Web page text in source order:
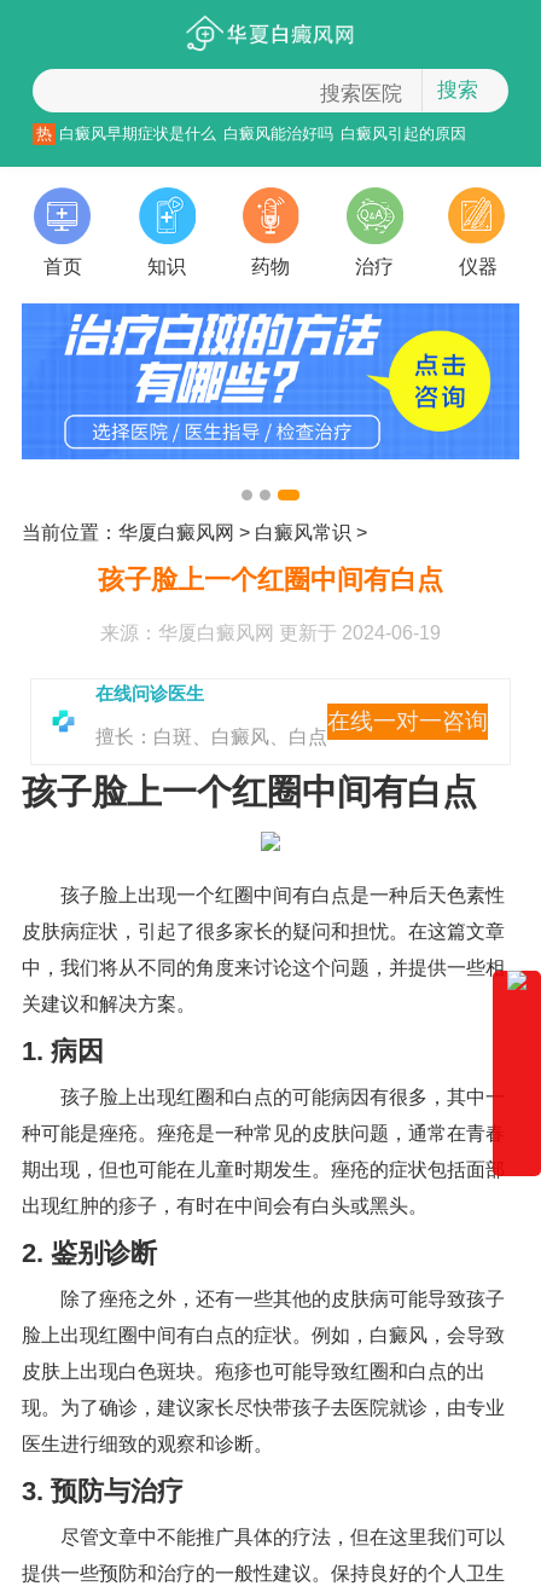
搜索
热 白癜风早期症状是什么 白癜风能治好吗 白癜风引起的原因
首页 知识 药物 治疗 仪器
当前位置： 华厦白癜风网 > 白癜风常识 >
孩子脸上一个红圈中间有白点
来源： 华厦白癜风网 更新于 2024-06-19
在线问诊医生
擅长：白斑、白癜风、白点
在线一对一咨询
孩子脸上一个红圈中间有白点
孩子脸上出现一个红圈中间有白点是一种后天色素性
皮肤病症状，引起了很多家长的疑问和担忧。在这篇文章
中，我们将从不同的角度来讨论这个问题，并提供一些相
关建议和解决方案。
1. 病因
孩子脸上出现红圈和白点的可能病因有很多，其中一
种可能是痤疮。痤疮是一种常见的皮肤问题，通常在青春
期出现，但也可能在儿童时期发生。痤疮的症状包括面部
出现红肿的疹子，有时在中间会有白头或黑头。
2. 鉴别诊断
除了痤疮之外，还有一些其他的皮肤病可能导致孩子
脸上出现红圈中间有白点的症状。例如，白癜风，会导致
皮肤上出现白色斑块。疱疹也可能导致红圈和白点的出
现。为了确诊，建议家长尽快带孩子去医院就诊，由专业
医生进行细致的观察和诊断。
3. 预防与治疗
尽管文章中不能推广具体的疗法，但在这里我们可以
提供一些预防和治疗的一般性建议。保持良好的个人卫生